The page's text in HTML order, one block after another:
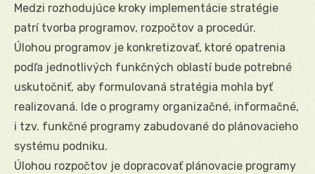
Medzi rozhodujúce kroky implementácie stratégie
patrí tvorba programov, rozpočtov a procedúr.
Úlohou programov je konkretizovať, ktoré opatrenia
podľa jednotlivých funkčných oblastí bude potrebné
uskutočniť, aby formulovaná stratégia mohla byť
realizovaná. Ide o programy organizačné, informačné,
i tzv. funkčné programy zabudované do plánovacieho
systému podniku.
Úlohou rozpočtov je dopracovať plánovacie programy